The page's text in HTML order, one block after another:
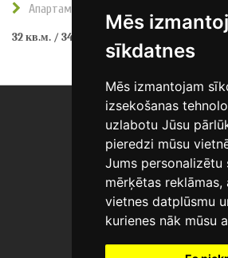
Mēs
sīkdatnes
Mēs izmantojam
izsekošanas
uzlabotu Jūsu
pieredzi mūsu
Jums personalizētu
mērķētas reklāmas,
vietnes datplūsmu
kurienes nāk mūsu
Апартаменты с 1 спальней DOUBLE
32 кв.м. / 343 кв.фута
Следите за нашими
© RIGAAPARTMENT.COM